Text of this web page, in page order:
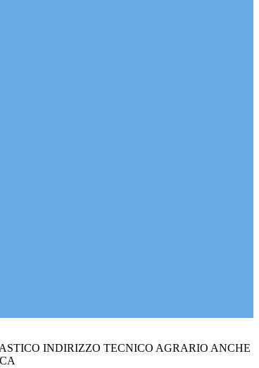
INDIRIZZO TECNICO AGRARIO ANCHE